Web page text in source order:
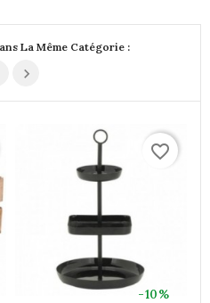
La Même Catégorie :
-10%
favorite_border